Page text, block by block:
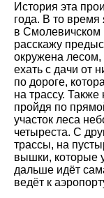
История эта
года. В то время
в
расскажу
окружена
ехать с дачи от
по дороге,
на трассу.
пройдя по
участок леса
четыреста. С
трассы, на
вышки, которые
дальше идёт
ведёт к